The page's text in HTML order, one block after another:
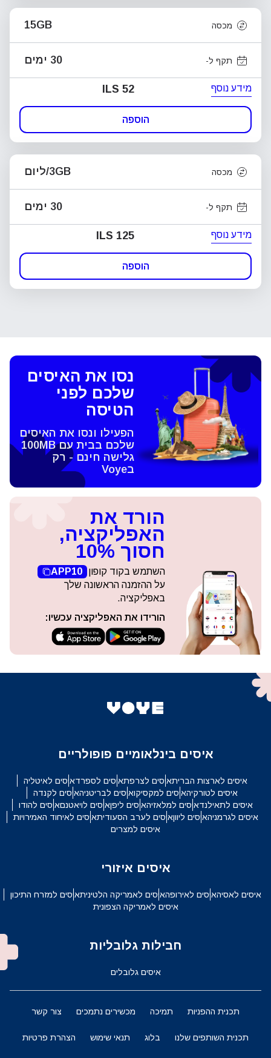
מכסה 15GB
תקף ל- 30 ימים
מידע נוסף ILS 52
הוספה
מכסה 3GB/ליום
תקף ל- 30 ימים
מידע נוסף ILS 125
הוספה
נסו את האיסים
שלכם לפני
הטיסה
הפעילו ונסו את האיסים
שלכם בבית עם 100MB
גלישה חינם - רק
בVoye
הורד את
האפליקציה,
חסוך 10%
השתמש בקוד קופון
APP10
על ההזמנה הראשונה שלך
באפליקציה.
הורידו את האפליקציה עכשיו:
איסים בינלאומיים פופולריים
איסים לארצות הבריתאיסים לצרפתאיסים לספרדאיסים לאיטליה
איסים לטורקיהאיסים למקסיקואיסים לבריטניהאיסים לקנדה
איסים לתאילנדאיסים למלאזיהאיסים ליפןאיסים לויאטנםאיסים להודו
איסים לגרמניהאיסים ליווןאיסים לערב הסעודיתאיסים לאיחוד האמירויות
איסים למצרים
איסים איזורי
איסים לאסיהאיסים לאירופהאיסים לאמריקה הלטיניתאיסים למזרח התיכון
איסים לאמריקה הצפונית
חבילות גלובליות
איסים גלובלים
תכנית ההפניות תמיכה מכשירים נתמכים צור קשר
תכנית השותפים שלנו בלוג תנאי שימוש הצהרת פרטיות